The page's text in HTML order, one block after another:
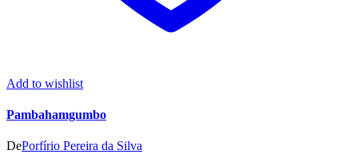
Add to wishlist
Pambahamgumbo
DePorfírio Pereira da Silva